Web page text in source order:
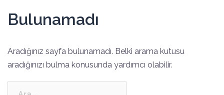
Bulunamadı
Aradığınız sayfa bulunamadı. Belki arama kutusu
aradığınızı bulma konusunda yardımcı olabilir.